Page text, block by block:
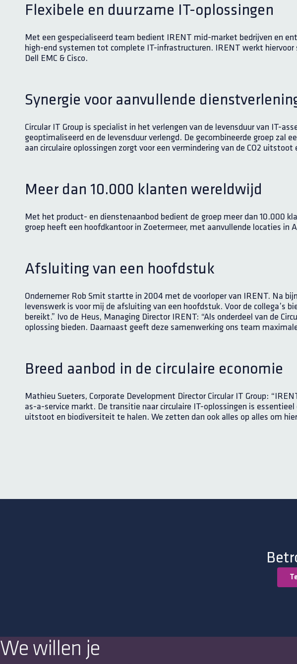
Flexibele en duurzame IT-oplossingen
Met een gespecialiseerd team bedient IRENT mid-market bedrijven en
high-end systemen tot complete IT-infrastructuren. IRENT werkt
Dell EMC & Cisco.
Synergie voor aanvullende
Circular IT Group is specialist in het verlengen van de levensduur van IT-
geoptimaliseerd en de levensduur verlengd. De gecombineerde groep
aan circulaire oplossingen zorgt voor een vermindering van de CO2
Meer dan 10.000 klanten wereldwijd
Met het product- en dienstenaanbod bedient de groep meer dan 10.000
groep heeft een hoofdkantoor in Zoetermeer, met aanvullende locaties in
Afsluiting van een hoofdstuk
Ondernemer Rob Smit startte in 2004 met de voorloper van IRENT. Na
levenswerk is voor mij de afsluiting van een hoofdstuk. Voor de
bereikt.” Ivo de Heus, Managing Director IRENT: “Als onderdeel van de
oplossing bieden. Daarnaast geeft deze samenwerking ons team
Breed aanbod in de circulaire economie
Mathieu Sueters, Corporate Development Director Circular IT Group:
as-a-service markt. De transitie naar circulaire IT-oplossingen is
uitstoot en biodiversiteit te halen. We zetten dan ook alles op alles om
We willen je